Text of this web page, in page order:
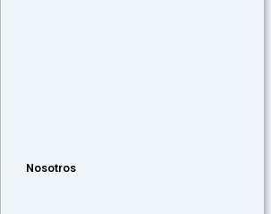
Nosotros